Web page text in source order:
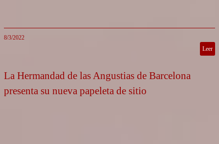
8/3/2022
Leer
La Hermandad de las Angustias de Barcelona
presenta su nueva papeleta de sitio